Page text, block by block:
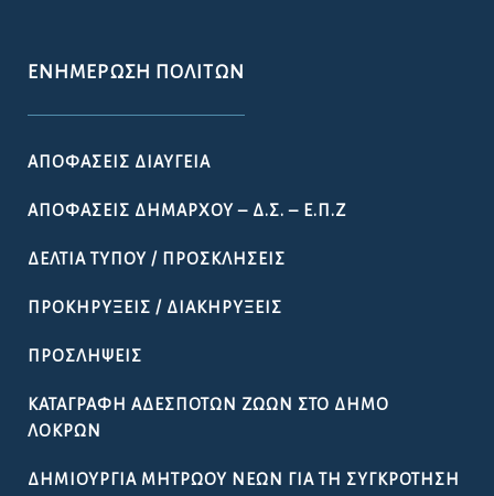
ΕΝΗΜΈΡΩΣΗ ΠΟΛΙΤΏΝ
ΑΠΟΦΆΣΕΙΣ ΔΙΑΎΓΕΙΑ
ΑΠΟΦΆΣΕΙΣ ΔΗΜΆΡΧΟΥ – Δ.Σ. – Ε.Π.Ζ
ΔΕΛΤΊΑ ΤΎΠΟΥ / ΠΡΟΣΚΛΉΣΕΙΣ
ΠΡΟΚΗΡΎΞΕΙΣ / ΔΙΑΚΗΡΎΞΕΙΣ
ΠΡΟΣΛΉΨΕΙΣ
ΚΑΤΑΓΡΑΦΉ ΑΔΈΣΠΟΤΩΝ ΖΏΩΝ ΣΤΟ ΔΉΜΟ
ΛΟΚΡΏΝ
ΔΗΜΙΟΥΡΓΊΑ ΜΗΤΡΏΟΥ ΝΈΩΝ ΓΙΑ ΤΗ ΣΥΓΚΡΌΤΗΣΗ